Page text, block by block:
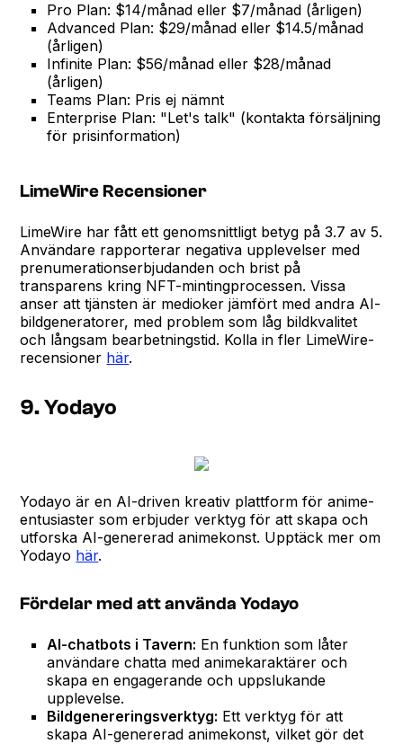
Pro Plan: $14/månad eller $7/månad (årligen)
Advanced Plan: $29/månad eller $14.5/månad
(årligen)
Infinite Plan: $56/månad eller $28/månad
(årligen)
Teams Plan: Pris ej nämnt
Enterprise Plan: "Let's talk" (kontakta försäljning
för prisinformation)
LimeWire Recensioner
LimeWire har fått ett genomsnittligt betyg på 3.7 av 5.
Användare rapporterar negativa upplevelser med
prenumerationserbjudanden och brist på
transparens kring NFT-mintingprocessen. Vissa
anser att tjänsten är medioker jämfört med andra AI-
bildgeneratorer, med problem som låg bildkvalitet
och långsam bearbetningstid. Kolla in fler LimeWire-
recensioner här.
9. Yodayo
Yodayo är en AI-driven kreativ plattform för anime-
entusiaster som erbjuder verktyg för att skapa och
utforska AI-genererad animekonst. Upptäck mer om
Yodayo här.
Fördelar med att använda Yodayo
AI-chatbots i Tavern: En funktion som låter
användare chatta med animekaraktärer och
skapa en engagerande och uppslukande
upplevelse.
Bildgenereringsverktyg: Ett verktyg för att
skapa AI-genererad animekonst, vilket gör det